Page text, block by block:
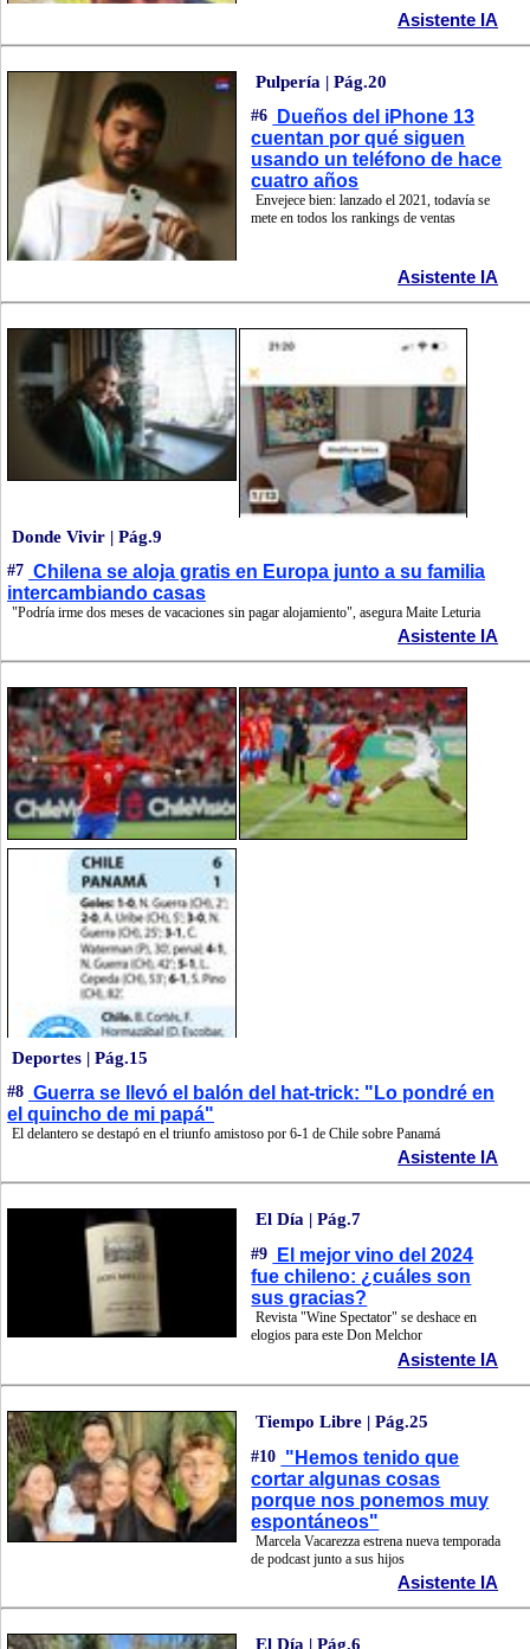
Asistente IA
Pulpería | Pág.20
#6
Dueños del iPhone 13
cuentan por qué siguen
usando un teléfono de hace
cuatro años
Envejece bien: lanzado el 2021, todavía se
mete en todos los rankings de ventas
Asistente IA
Donde Vivir | Pág.9
#7 Chilena se aloja gratis en Europa junto a su familia
intercambiando casas
"Podría irme dos meses de vacaciones sin pagar alojamiento", asegura Maite Leturia
Asistente IA
Deportes | Pág.15
#8 Guerra se llevó el balón del hat-trick: "Lo pondré en
el quincho de mi papá"
El delantero se destapó en el triunfo amistoso por 6-1 de Chile sobre Panamá
Asistente IA
El Día | Pág.7
#9
El mejor vino del 2024
fue chileno: ¿cuáles son
sus gracias?
Revista "Wine Spectator" se deshace en
elogios para este Don Melchor
Asistente IA
Tiempo Libre | Pág.25
#10 "Hemos tenido que
cortar algunas cosas
porque nos ponemos muy
espontáneos"
Marcela Vacarezza estrena nueva temporada
de podcast junto a sus hijos
Asistente IA
El Día | Pág.6